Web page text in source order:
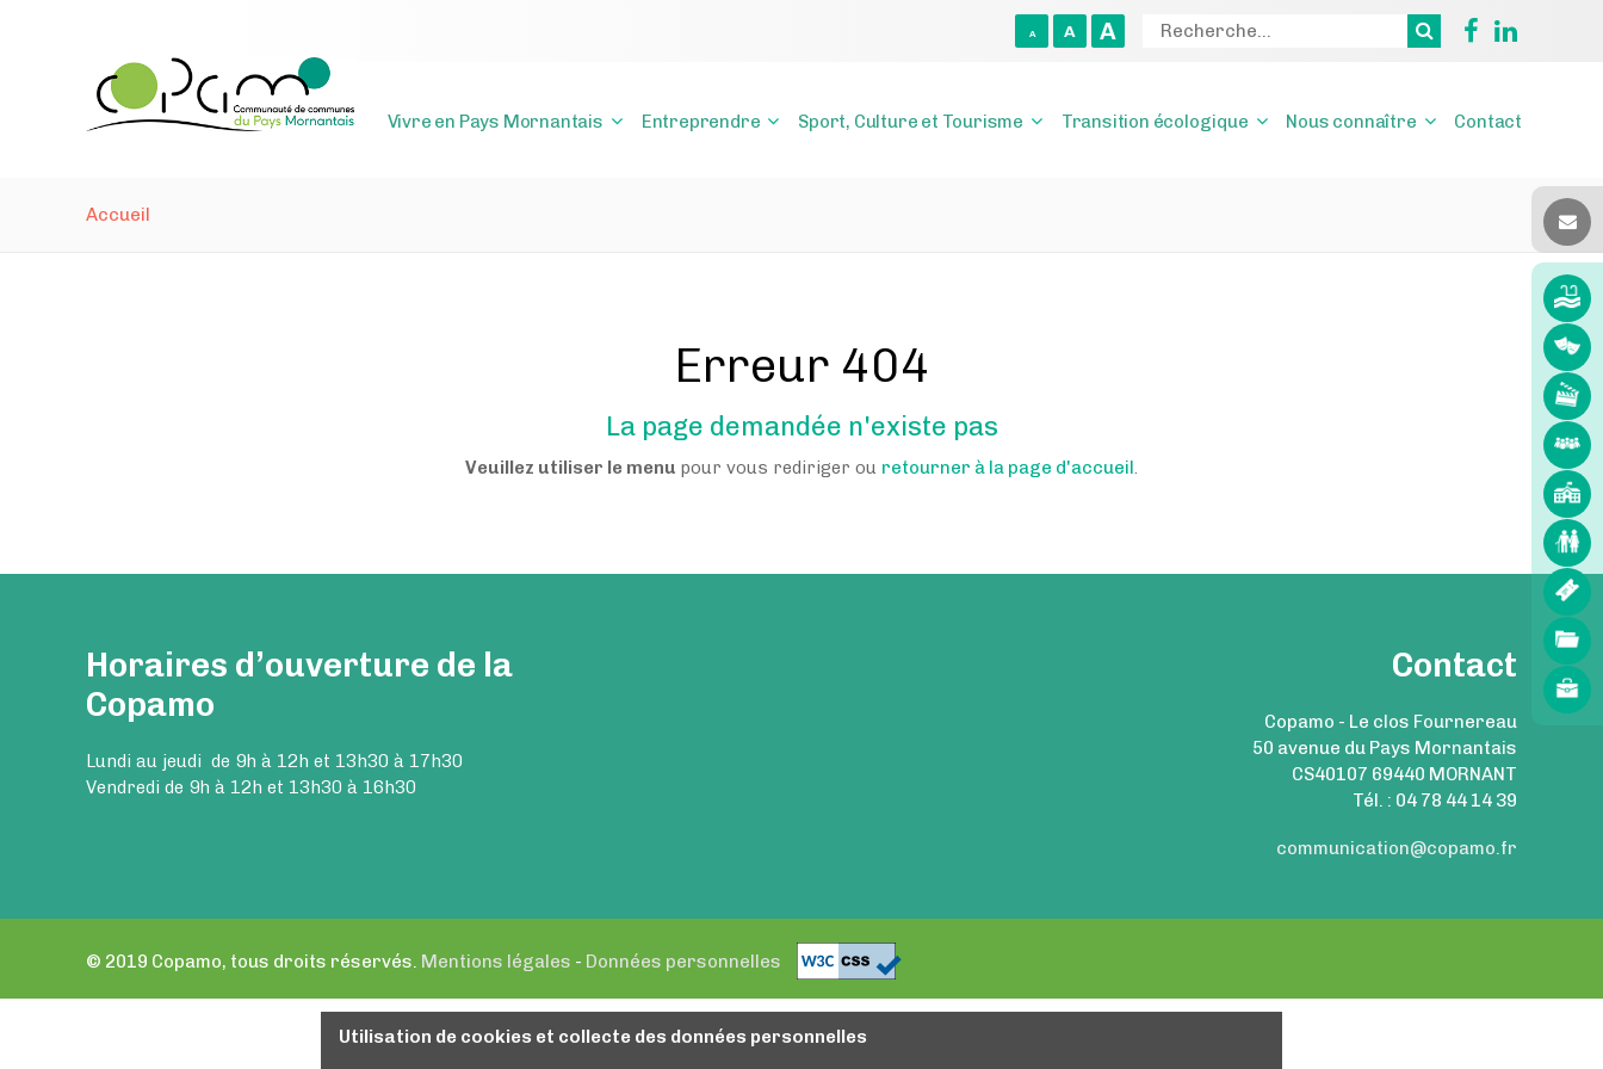
A A A
Vivre en Pays Mornantais Entreprendre Sport, Culture et Tourisme Transition écologique Nous connaître Contact
Accueil
Erreur 404
La page demandée n'existe pas
Veuillez utiliser le menu pour vous rediriger ou retourner à la page d'accueil.
Horaires d’ouverture de la
Copamo
Lundi au jeudi de 9h à 12h et 13h30 à 17h30
Vendredi de 9h à 12h et 13h30 à 16h30
Contact
Copamo - Le clos Fournereau
50 avenue du Pays Mornantais
CS40107 69440 MORNANT
Tél. : 04 78 44 14 39
communication@copamo.fr
© 2019 Copamo, tous droits réservés. Mentions légales - Données personnelles
Utilisation de cookies et collecte des données personnelles